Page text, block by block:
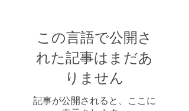
この言語で公開さ
れた記事はまだあ
りません
記事が公開されると、ここに